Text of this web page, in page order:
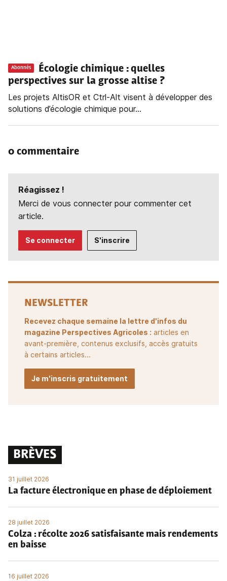
Abonnés
Écologie chimique : quelles
perspectives sur la grosse altise ?
Les projets AltisOR et Ctrl-Alt visent à développer des
solutions d’écologie chimique pour...
0 commentaire
Réagissez !
Merci de vous connecter pour commenter cet
article.
Se connecter S'inscrire
NEWSLETTER
Recevez chaque semaine la lettre d'infos du
magazine Perspectives Agricoles : articles en
avant-première, contenus exclusifs, accès gratuits
à certains articles...
Je m'inscris gratuitement
BRÈVES
31 juillet 2026
La facture électronique en phase de déploiement
28 juillet 2026
Colza : récolte 2026 satisfaisante mais rendements
en baisse
16 juillet 2026